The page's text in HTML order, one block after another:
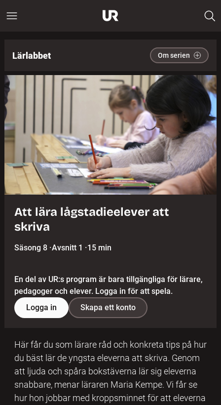
Lärlabbet Om serien
Att lära lågstadieelever att
skriva
Säsong 8 ·Avsnitt 1 ·15 min
En del av UR:s program är bara tillgängliga för lärare,
pedagoger och elever. Logga in för att spela.
Logga in
Skapa ett konto
Här får du som lärare råd och konkreta tips på hur
du bäst lär de yngsta eleverna att skriva. Genom
att ljuda och spåra bokstäverna lär sig eleverna
snabbare, menar läraren Maria Kempe. Vi får se
hur hon jobbar med kroppsminnet för att eleverna